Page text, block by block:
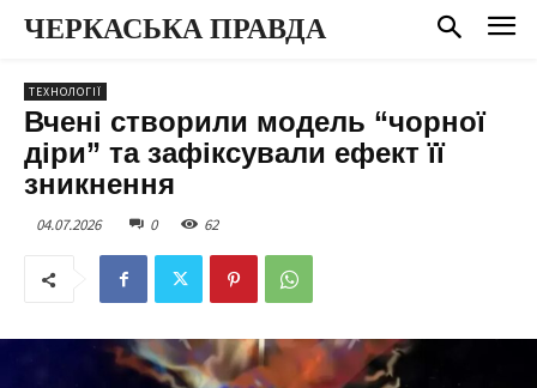
ЧЕРКАСЬКА ПРАВДА
ТЕХНОЛОГІЇ
Вчені створили модель “чорної
діри” та зафіксували ефект її
зникнення
04.07.2026 0 62